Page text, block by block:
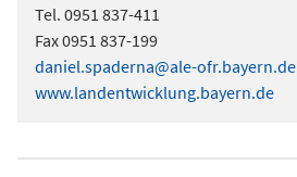
Tel. 0951 837-411
Fax 0951 837-199
daniel.spaderna@ale-ofr.bayern.de
www.landentwicklung.bayern.de